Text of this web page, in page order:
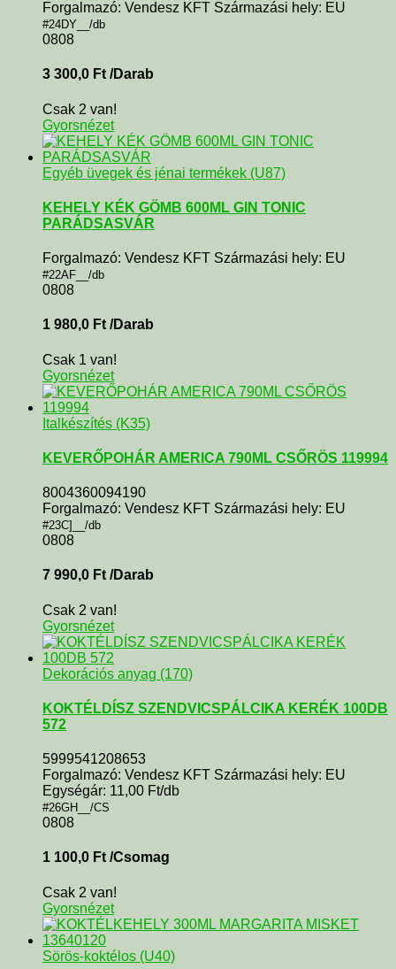
Forgalmazó: Vendesz KFT Származási hely: EU
#24DY__/db
0808
3 300,0 Ft /Darab
Csak 2 van!
Gyorsnézet
Egyéb üvegek és jénai termékek (U87)
KEHELY KÉK GÖMB 600ML GIN TONIC
PARÁDSASVÁR
Forgalmazó: Vendesz KFT Származási hely: EU
#22AF__/db
0808
1 980,0 Ft /Darab
Csak 1 van!
Gyorsnézet
Italkészítés (K35)
KEVERŐPOHÁR AMERICA 790ML CSŐRÖS 119994
8004360094190
Forgalmazó: Vendesz KFT Származási hely: EU
#23C]__/db
0808
7 990,0 Ft /Darab
Csak 2 van!
Gyorsnézet
Dekorációs anyag (170)
KOKTÉLDÍSZ SZENDVICSPÁLCIKA KERÉK 100DB
572
5999541208653
Forgalmazó: Vendesz KFT Származási hely: EU
Egységár: 11,00 Ft/db
#26GH__/CS
0808
1 100,0 Ft /Csomag
Csak 2 van!
Gyorsnézet
Sörös-koktélos (U40)